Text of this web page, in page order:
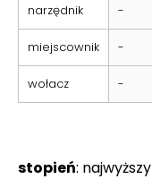
narzędnik -
miejscownik -
wołacz -
stopień: najwyższy